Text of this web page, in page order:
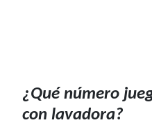
¿Qué número
con lavadora?